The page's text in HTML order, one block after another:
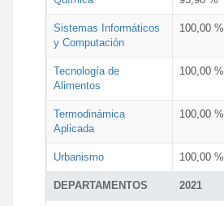
DEPARTAMENTOS 2021
Sistemas Informáticos
y Computación
100,00 %
Tecnología de
Alimentos
100,00 %
Termodinámica
Aplicada
100,00 %
Urbanismo 100,00 %